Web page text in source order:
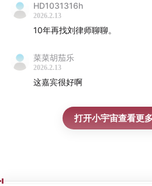
HD1031316h
2026.2.13
10年再找刘律师聊聊。
菜菜胡茄乐
2026.2.13
这嘉宾很好啊
打开小宇宙查看更